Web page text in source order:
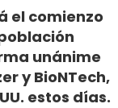
el comienzo
unánime
y BioNTech,
estos días.